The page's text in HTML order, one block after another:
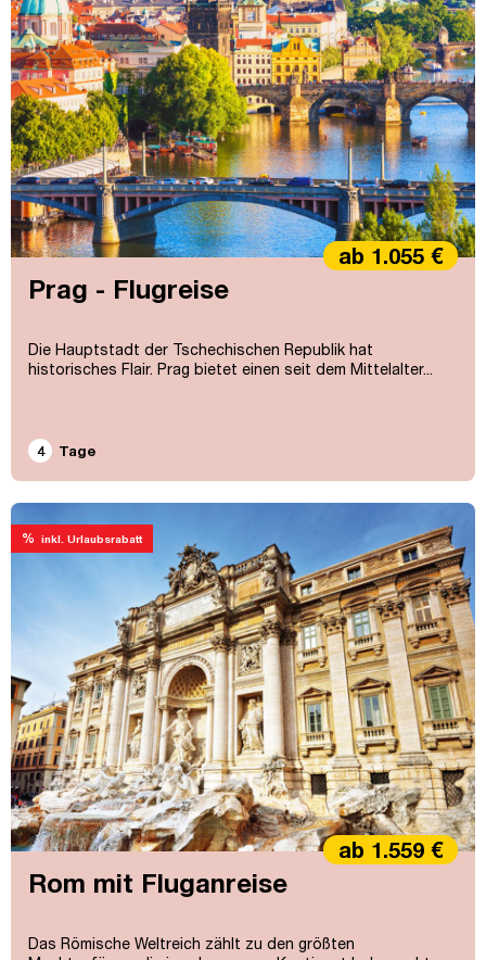
Prag - Flugreise
Die Hauptstadt der Tschechischen Republik hat
historisches Flair. Prag bietet einen seit dem Mittelalter...
ab 1.055 €
4 Tage
% inkl. Urlaubsrabatt
Rom mit Fluganreise
Das Römische Weltreich zählt zu den größten
ab 1.559 €